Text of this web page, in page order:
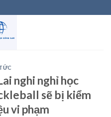
nghi nghỉ học
sẽ bị kiểm
vi phạm